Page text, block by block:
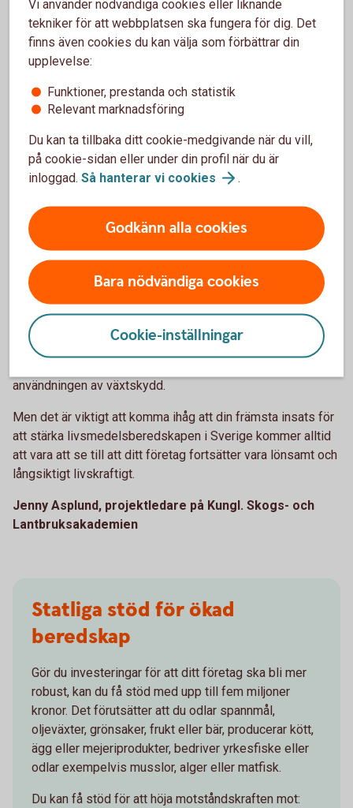
(sva.se)
störningar. Du är beredd på det som avviker. Men oavsett
hur förberedd du är kommer kriser oftast när man minst
anar den. Det är just det som är en kris – allt annat är bara
en förberedd svacka i verksamheten.
Dubbel nytta av beredskapen
Kanske kan du i ditt arbete med att öka motståndskraften i
ditt företag slå två flugor i en smäll och även se över hur du
kan minska resursförbrukningen. Det kan till exempel
handla om att investera i förnybar energi och batterilagring,
bygga system för recirkulering av vatten eller
värmeåtervinning från ventilation, mjölkkylning eller
biogasproduktion. Andra lösningar kan vara att investera i
användningen av växtskydd.
Men det är viktigt att komma ihåg att din främsta insats för
att stärka livsmedelsberedskapen i Sverige kommer alltid
att vara att se till att ditt företag fortsätter vara lönsamt och
långsiktigt livskraftigt.
Jenny Asplund, projektledare på Kungl. Skogs- och
Lantbruksakademien
Statliga stöd för ökad
beredskap
Gör du investeringar för att ditt företag ska bli mer
robust, kan du få stöd med upp till fem miljoner
kronor. Det förutsätter att du odlar spannmål,
oljeväxter, grönsaker, frukt eller bär, producerar kött,
ägg eller mejeriprodukter, bedriver yrkesfiske eller
odlar exempelvis musslor, alger eller matfisk.
Du kan få stöd för att höja motståndskraften mot:
Vi använder nödvändiga cookies eller liknande
tekniker för att webbplatsen ska fungera för dig. Det
finns även cookies du kan välja som förbättrar din
upplevelse:
Funktioner, prestanda och statistik
Relevant marknadsföring
Du kan ta tillbaka ditt cookie-medgivande när du vill,
på cookie-sidan eller under din profil när du är
inloggad. Så hanterar vi cookies .
Godkänn alla cookies
Bara nödvändiga cookies
Cookie-inställningar